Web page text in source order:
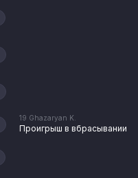
19 Ghazaryan K.
Проигрыш в вбрасывании